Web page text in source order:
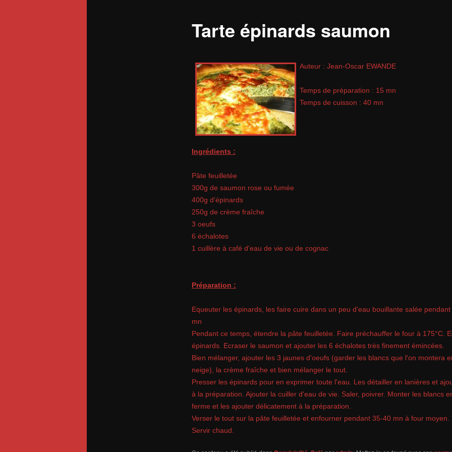
Tarte épinards saumon
Auteur : Jean-Oscar EWANDE
Temps de préparation : 15 mn
Temps de cuisson : 40 mn
Ingrédients :
Pâte feuilletée
300g de saumon rose ou fumée
400g d'épinards
250g de crème fraîche
3 oeufs
6 échalotes
1 cuillère à café d'eau de vie ou de cognac
Préparation :
Equeuter les épinards, les faire cuire dans un peu d'eau bouillante salée
mn
Pendant ce temps, étendre la pâte feuilletée. Faire préchauffer le four à 175°C.
épinards. Ecraser le saumon et ajouter les 6 échalotes très finement émincées.
Bien mélanger, ajouter les 3 jaunes d'oeufs (garder les blancs que l'on montera
neige), la crème fraîche et bien mélanger le tout.
Presser les épinards pour en exprimer toute l'eau. Les détailler en lanières et
à la préparation. Ajouter la cuiller d'eau de vie. Saler, poivrer. Monter les blancs
ferme et les ajouter délicatement à la préparation.
Verser le tout sur la pâte feuilletée et enfourner pendant 35-40 mn à four moyen.
Servir chaud.